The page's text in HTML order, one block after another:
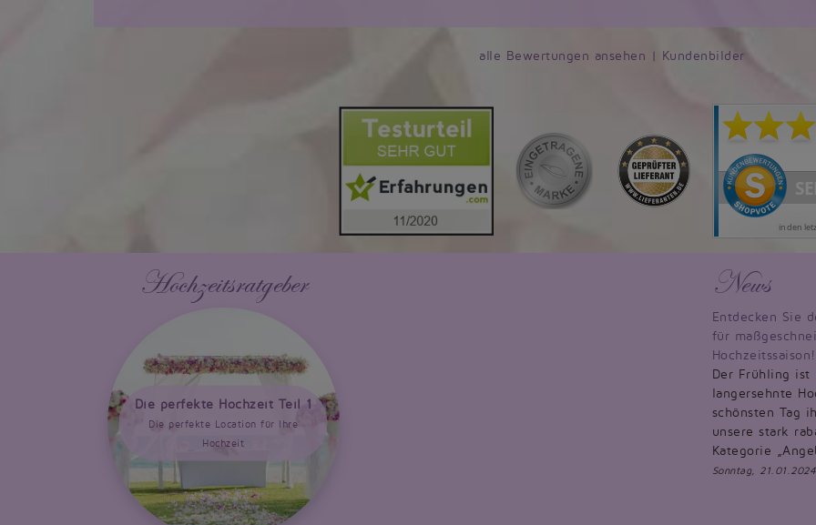
alle Bewertungen ansehen | Kundenbilder
Hochzeitsratgeber
Die perfekte Hochzeit Teil 1
Die perfekte Location für Ihre
Hochzeit
News
Entdecken Sie
für
Hochzeitssaison!
Der Frühling
langersehnte
schönsten Tag
unsere stark
Kategorie
Sonntag,